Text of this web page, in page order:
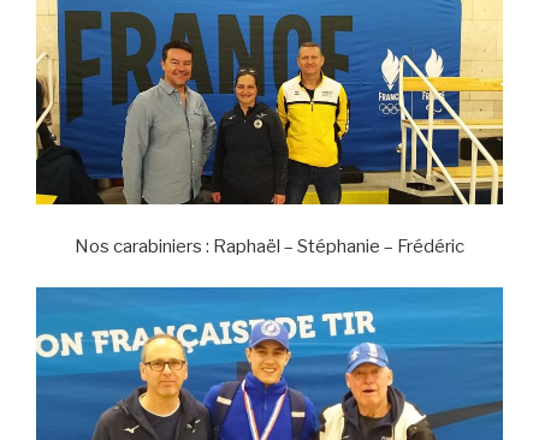
Nos carabiniers : Raphaël – Stéphanie – Frédéric